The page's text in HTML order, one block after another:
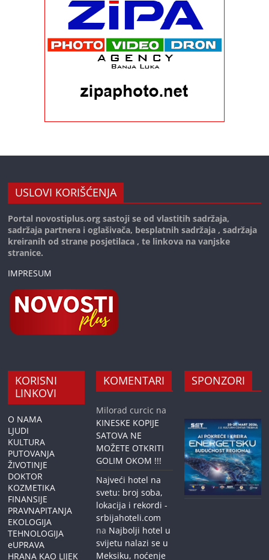
USLOVI KORIŠĆENJA
Portal novostiplus.org sastoji se od vlastitih sadržaja,
sadržaja partnera i oglašivača, besplatnih sadržaja , sadržaja
kreiranih od strane posjetilaca , te linkova na vanjske
stranice.
IMPRESUM
KORISNI
LINKOVI
O NAMA
LJUDI
KULTURA
PUTOVANJA
ŽIVOTINJE
DOKTOR
KOZMETIKA
FINANSIJE
PRAVNAPITANJA
EKOLOGIJA
TEHNOLOGIJA
eUPRAVA
HRANA KAO LIJEK
KOMENTARI
Milorad curcic na
KINESKE KOPIJE
SATOVA NE
MOŽETE OTKRITI
GOLIM OKOM !!!
Najveći hotel na
svetu: broj soba,
lokacija i rekordi -
srbijahoteli.com
na Najbolji hotel u
svijetu nalazi se u
Meksiku, noćenje
SPONZORI